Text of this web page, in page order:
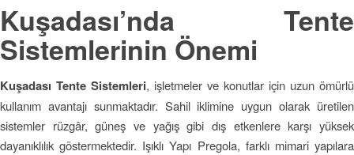
Kuşadası’nda Tente
Sistemlerinin Önemi
Kuşadası Tente Sistemleri, işletmeler ve konutlar için uzun ömürlü
kullanım avantajı sunmaktadır. Sahil iklimine uygun olarak üretilen
sistemler rüzgâr, güneş ve yağış gibi dış etkenlere karşı yüksek
dayanıklılık göstermektedir. Işıklı Yapı Pregola, farklı mimari yapılara